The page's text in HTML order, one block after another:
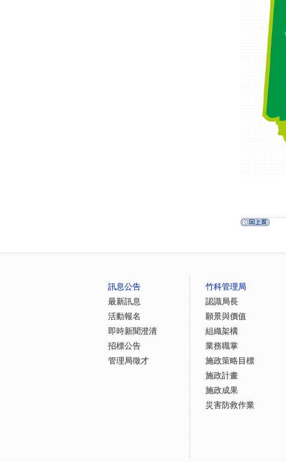
訊息公告
最新訊息
活動報名
即時新聞澄清
招標公告
管理局徵才
竹科管理局
認識局長
願景與價值
組織架構
業務職掌
施政策略目標
施政計畫
施政成果
災害防救作業